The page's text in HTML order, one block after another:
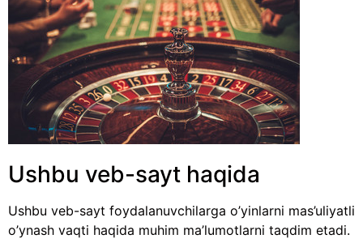
Ushbu veb-sayt haqida
Ushbu veb-sayt foydalanuvchilarga o’yinlarni mas’uliyatli
o’ynash vaqti haqida muhim ma’lumotlarni taqdim etadi.